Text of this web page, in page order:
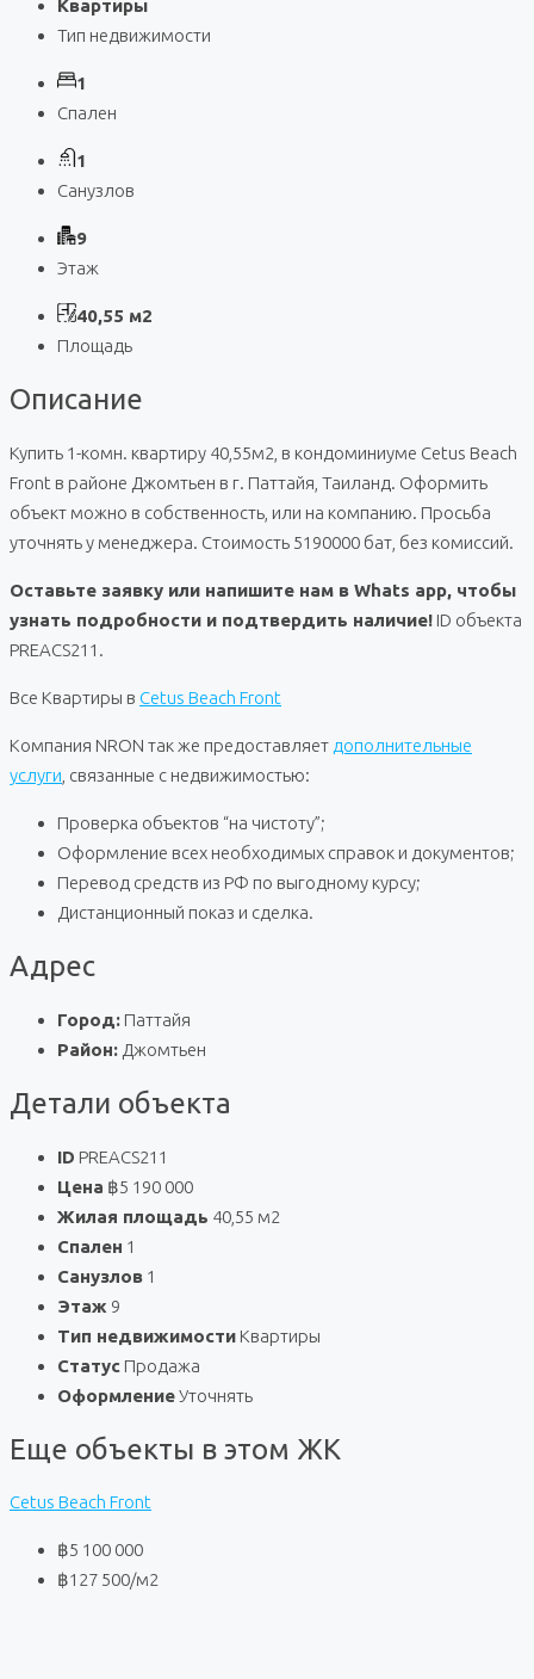
Квартиры
Тип недвижимости
1
Спален
1
Санузлов
9
Этаж
40,55 м2
Площадь
Описание
Купить 1-комн. квартиру 40,55м2, в кондоминиуме Cetus Beach
Front в районе Джомтьен в г. Паттайя, Таиланд. Оформить
объект можно в собственность, или на компанию. Просьба
уточнять у менеджера. Стоимость 5190000 бат, без комиссий.
Оставьте заявку или напишите нам в Whats app, чтобы
узнать подробности и подтвердить наличие! ID объекта
PREACS211.
Все Квартиры в Cetus Beach Front
Компания NRON так же предоставляет дополнительные
услуги , связанные с недвижимостью:
Проверка объектов “на чистоту”;
Оформление всех необходимых справок и документов;
Перевод средств из РФ по выгодному курсу;
Дистанционный показ и сделка.
Адрес
Город: Паттайя
Район: Джомтьен
Детали объекта
ID PREACS211
Цена ฿5 190 000
Жилая площадь 40,55 м2
Спален 1
Санузлов 1
Этаж 9
Тип недвижимости Квартиры
Статус Продажа
ОформлениеУточнять
Еще объекты в этом ЖК
Cetus Beach Front
฿5 100 000
฿127 500/м2